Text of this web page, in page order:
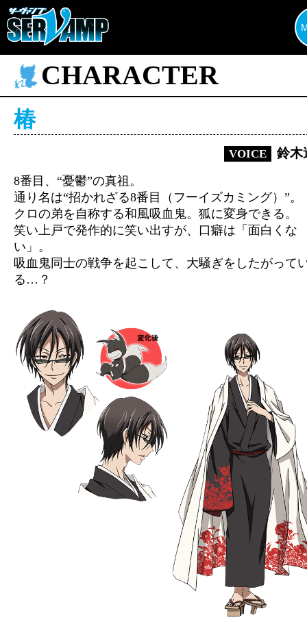
CHARACTER
椿
VOICE 鈴木
8番目、“憂鬱”の真祖。
通り名は“招かれざる8番目（フーイズカミング）”。
クロの弟を自称する和風吸血鬼。狐に変身できる。
笑い上戸で発作的に笑い出すが、口癖は「面白くな
い」。
吸血鬼同士の戦争を起こして、大騒ぎをしたがって
る…？